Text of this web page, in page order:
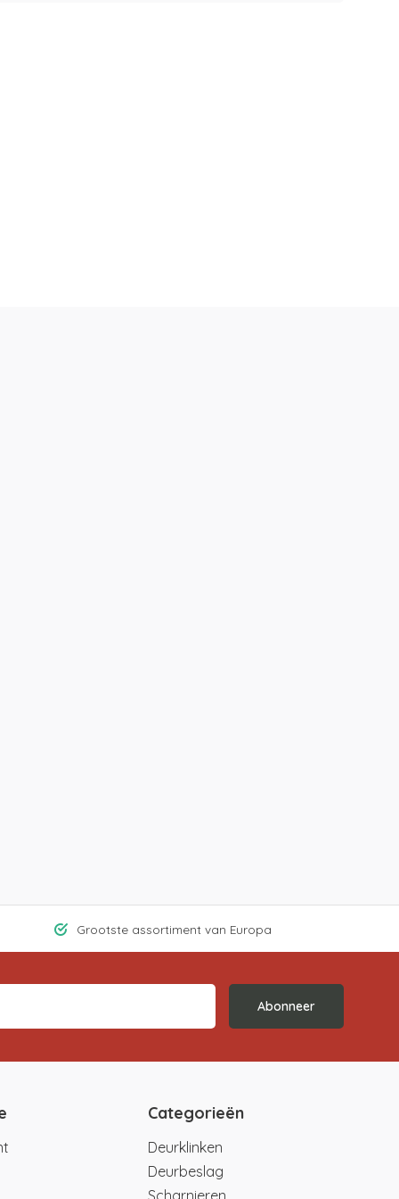
Grootste assortiment van Europa
Abonneer
Categorieën
Deurklinken
Deurbeslag
Scharnieren